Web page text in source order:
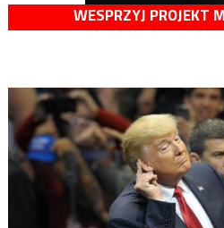
WESPRZYJ PROJEKT